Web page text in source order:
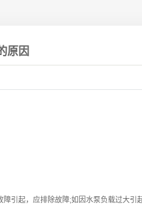
原因
起，应排除故障;如因水泵负载过大引